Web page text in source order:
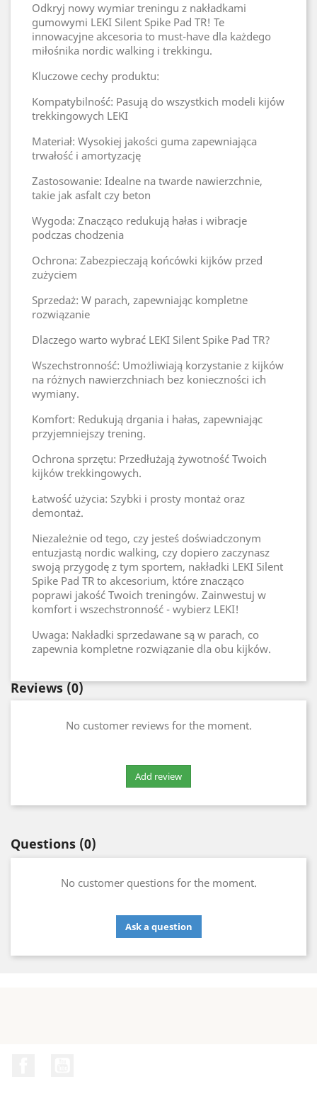
Odkryj nowy wymiar treningu z nakładkami
gumowymi LEKI Silent Spike Pad TR! Te
innowacyjne akcesoria to must-have dla każdego
miłośnika nordic walking i trekkingu.
Kluczowe cechy produktu:
Kompatybilność: Pasują do wszystkich modeli kijów
trekkingowych LEKI
Materiał: Wysokiej jakości guma zapewniająca
trwałość i amortyzację
Zastosowanie: Idealne na twarde nawierzchnie,
takie jak asfalt czy beton
Wygoda: Znacząco redukują hałas i wibracje
podczas chodzenia
Ochrona: Zabezpieczają końcówki kijków przed
zużyciem
Sprzedaż: W parach, zapewniając kompletne
rozwiązanie
Dlaczego warto wybrać LEKI Silent Spike Pad TR?
Wszechstronność: Umożliwiają korzystanie z kijków
na różnych nawierzchniach bez konieczności ich
wymiany.
Komfort: Redukują drgania i hałas, zapewniając
przyjemniejszy trening.
Ochrona sprzętu: Przedłużają żywotność Twoich
kijków trekkingowych.
Łatwość użycia: Szybki i prosty montaż oraz
demontaż.
Niezależnie od tego, czy jesteś doświadczonym
entuzjastą nordic walking, czy dopiero zaczynasz
swoją przygodę z tym sportem, nakładki LEKI Silent
Spike Pad TR to akcesorium, które znacząco
poprawi jakość Twoich treningów. Zainwestuj w
komfort i wszechstronność - wybierz LEKI!
Uwaga: Nakładki sprzedawane są w parach, co
zapewnia kompletne rozwiązanie dla obu kijków.
Reviews(0)
No customer reviews for the moment.
Questions (0)
No customer questions for the moment.
Ask a question